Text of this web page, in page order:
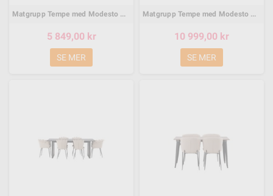
Matgrupp Tempe med Modesto matstolar, 80 × 80 cm
5 849,00 kr
SE MER
Matgrupp Tempe med Modesto matstolar, 140 × 80 cm
10 999,00 kr
SE MER